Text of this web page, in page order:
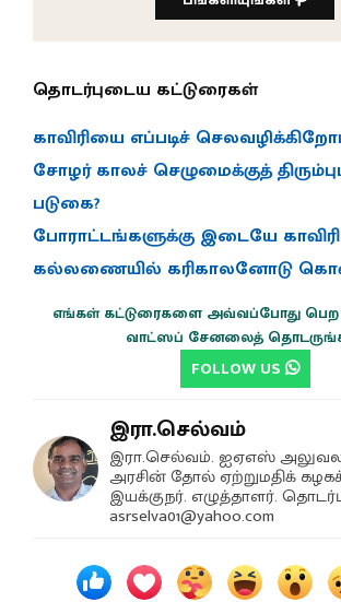
தொடர்புடைய கட்டுரைகள்
காவிரியை எப்படிச்
சோழர் காலச் செழுமைக்குத்
படுகை?
போராட்டங்களுக்கு இடையே
கல்லணையில் கரிகாலனோடு
எங்கள் கட்டுரைகளை அவ்வப்போது
வாட்ஸப் சேனலைத்
FOLLOW US
இரா.செல்வம்
இரா.செல்வம். ஐஏஎஸ்
அரசின் தோல் ஏற்றுமதிக்
இயக்குநர். எழுத்தாளர்.
asrselva01@yahoo.com